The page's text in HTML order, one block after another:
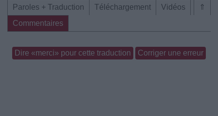
⇑
Paroles + Traduction Téléchargement
Vidéos
Commentaires
Dire «merci» pour cette traduction Corriger une erreur